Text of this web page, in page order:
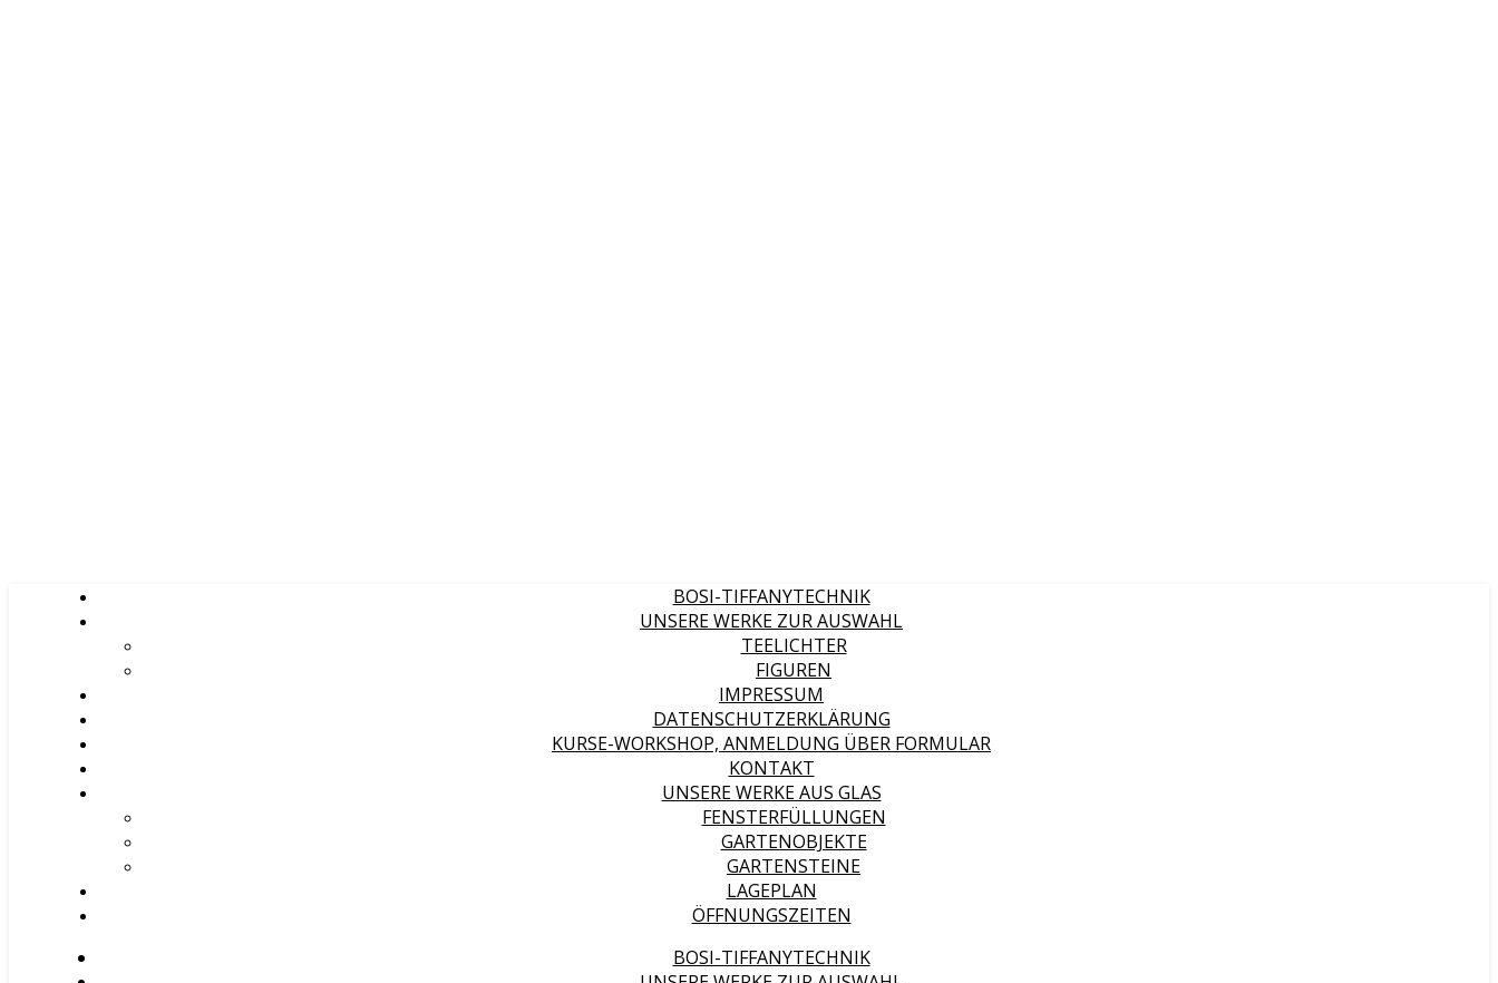
BOSI-TIFFANYTECHNIK
UNSERE WERKE ZUR AUSWAHL
TEELICHTER
FIGUREN
IMPRESSUM
DATENSCHUTZERKLÄRUNG
KURSE-WORKSHOP, ANMELDUNG ÜBER FORMULAR
KONTAKT
UNSERE WERKE AUS GLAS
FENSTERFÜLLUNGEN
GARTENOBJEKTE
GARTENSTEINE
LAGEPLAN
ÖFFNUNGSZEITEN
BOSI-TIFFANYTECHNIK